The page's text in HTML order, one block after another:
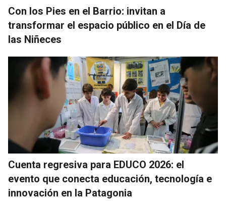
Con los Pies en el Barrio: invitan a
transformar el espacio público en el Día de
las Niñeces
Cuenta regresiva para EDUCO 2026: el
evento que conecta educación, tecnología e
innovación en la Patagonia